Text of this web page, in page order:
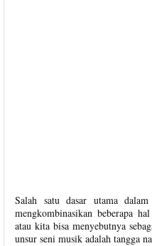
Salah satu dasar utama
mengkombinasikan beberapa
atau kita bisa menyebutnya
unsur seni musik adalah tangga